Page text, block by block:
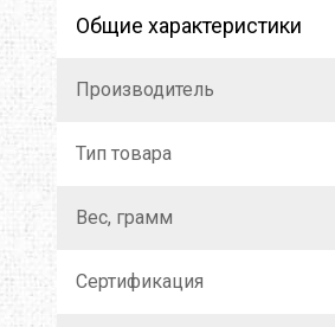
Общие характеристики
Производитель
Тип товара
Вес, грамм
Сертификация